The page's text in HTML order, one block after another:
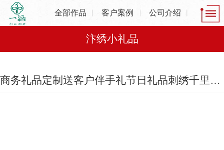
全部作品 客户案例 公司介绍
汴绣小礼品
1/1
商务礼品定制送客户伴手礼节日礼品刺绣千里江山摆件茶叶茶具套装礼盒